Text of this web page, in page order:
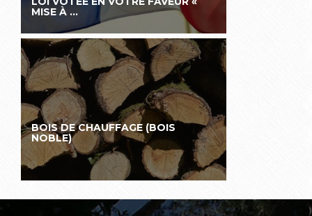
MISE À ...
BOIS DE CHAUFFAGE (BOIS
NOBLE)